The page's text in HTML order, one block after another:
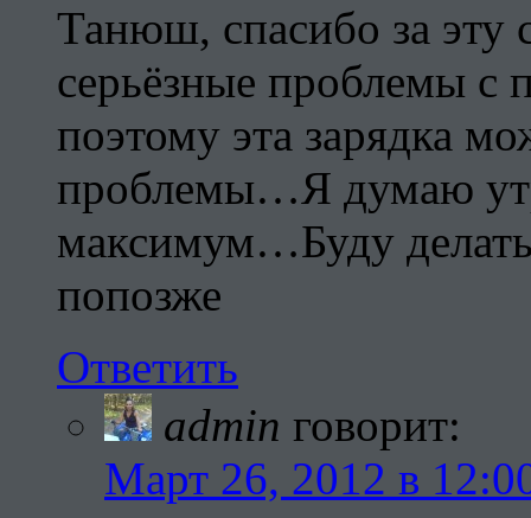
Танюш, спасибо за эту
серьёзные проблемы с
поэтому эта зарядка
проблемы…Я думаю
максимум…Буду
попозже
Ответить
admin говорит:
Март 26, 2012 в